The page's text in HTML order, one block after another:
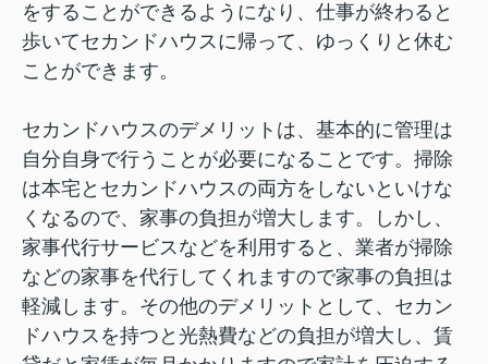
をすることができるようになり、仕事が終わると
歩いてセカンドハウスに帰って、ゆっくりと休む
ことができます。
セカンドハウスのデメリットは、基本的に管理は
自分自身で行うことが必要になることです。掃除
は本宅とセカンドハウスの両方をしないといけな
くなるので、家事の負担が増大します。しかし、
家事代行サービスなどを利用すると、業者が掃除
などの家事を代行してくれますので家事の負担は
軽減します。その他のデメリットとして、セカン
ドハウスを持つと光熱費などの負担が増大し、賃